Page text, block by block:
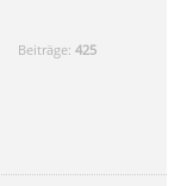
Beiträge:425